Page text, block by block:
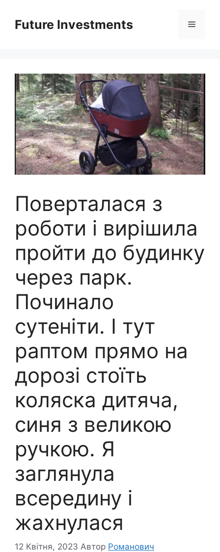
вмістуFuture Investments Меню
Поверталася з
роботи і вирішила
пройти до будинку
через парк.
Починало
сутеніти. І тут
раптом прямо на
дорозі стоїть
коляска дитяча,
синя з великою
ручкою. Я
заглянула
всередину і
жахнулася
12 Квітня, 2023 Автор Романович